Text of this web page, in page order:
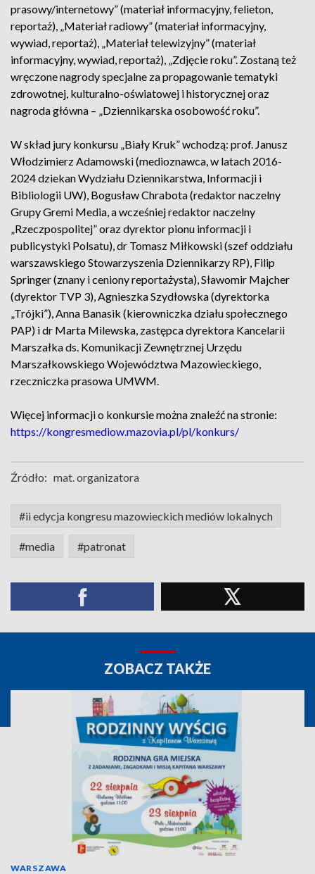
prasowy/internetowy” (materiał informacyjny, felieton,
reportaż), „Materiał radiowy” (materiał informacyjny,
wywiad, reportaż), „Materiał telewizyjny” (materiał
informacyjny, wywiad, reportaż), „Zdjęcie roku”. Zostaną też
wręczone nagrody specjalne za propagowanie tematyki
zdrowotnej, kulturalno-oświatowej i historycznej oraz
nagroda główna – „Dziennikarska osobowość roku”.
W skład jury konkursu „Biały Kruk” wchodzą: prof. Janusz
Włodzimierz Adamowski (medioznawca, w latach 2016-
2024 dziekan Wydziału Dziennikarstwa, Informacji i
Bibliologii UW), Bogusław Chrabota (redaktor naczelny
Grupy Gremi Media, a wcześniej redaktor naczelny
„Rzeczpospolitej” oraz dyrektor pionu informacji i
publicystyki Polsatu), dr Tomasz Miłkowski (szef oddziału
warszawskiego Stowarzyszenia Dziennikarzy RP), Filip
Springer (znany i ceniony reportażysta), Sławomir Majcher
(dyrektor TVP 3), Agnieszka Szydłowska (dyrektorka
„Trójki”), Anna Banasik (kierowniczka działu społecznego
PAP) i dr Marta Milewska, zastępca dyrektora Kancelarii
Marszałka ds. Komunikacji Zewnętrznej Urzędu
Marszałkowskiego Województwa Mazowieckiego,
rzeczniczka prasowa UMWM.
Więcej informacji o konkursie można znaleźć na stronie:
https://kongresmediow.mazovia.pl/pl/konkurs/
Źródło: mat. organizatora
#ii edycja kongresu mazowieckich mediów lokalnych
#media #patronat
ZOBACZ TAKŻE
WARSZAWA